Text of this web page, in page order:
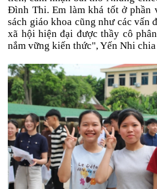
Đình Thi. Em làm khá tốt ở phần
sách giáo khoa cũng như các vấn
xã hội hiện đại được thầy cô
nắm vững kiến thức", Yến Nhi chia